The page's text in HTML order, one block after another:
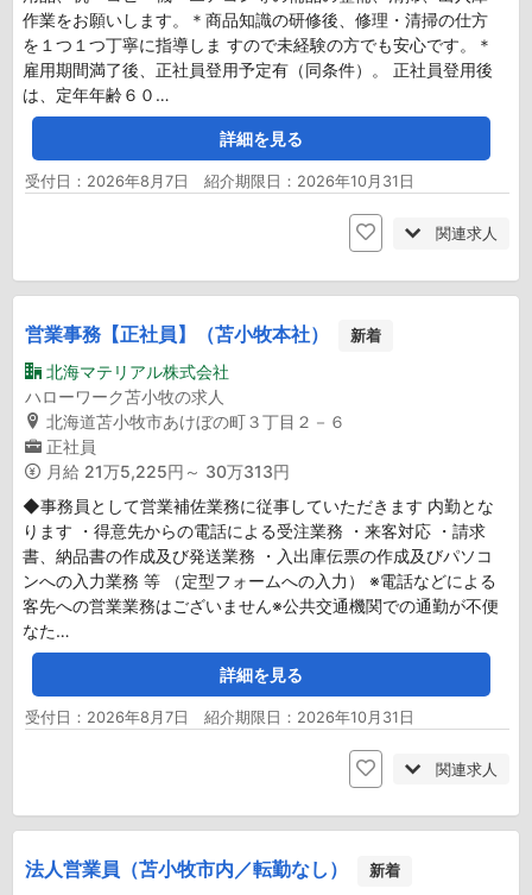
作業をお願いします。＊商品知識の研修後、修理・清掃の仕方
を１つ１つ丁寧に指導しま すので未経験の方でも安心です。＊
雇用期間満了後、正社員登用予定有（同条件）。 正社員登用後
は、定年年齢６０…
詳細を見る
受付日：2026年8月7日 紹介期限日：2026年10月31日
関連求人
営業事務【正社員】（苫小牧本社） 新着
北海マテリアル株式会社
ハローワーク苫小牧の求人
北海道苫小牧市あけぼの町３丁目２－６
正社員
月給 21万5,225円～ 30万313円
◆事務員として営業補佐業務に従事していただきます 内勤とな
ります ・得意先からの電話による受注業務 ・来客対応 ・請求
書、納品書の作成及び発送業務 ・入出庫伝票の作成及びパソコ
ンへの入力業務 等 （定型フォームへの入力） ※電話などによる
客先への営業業務はございません※公共交通機関での通勤が不便
なた…
詳細を見る
受付日：2026年8月7日 紹介期限日：2026年10月31日
関連求人
法人営業員（苫小牧市内／転勤なし） 新着